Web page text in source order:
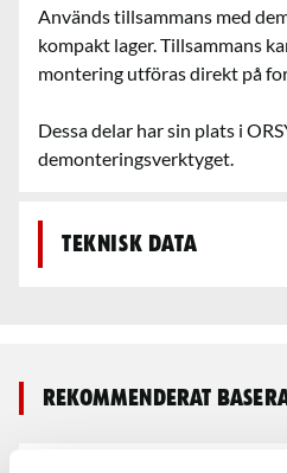
Används tillsammans med
kompakt lager. Tillsammans
montering utföras direkt på
Dessa delar har sin plats i
demonteringsverktyget.
Teknisk data
Rekommenderat